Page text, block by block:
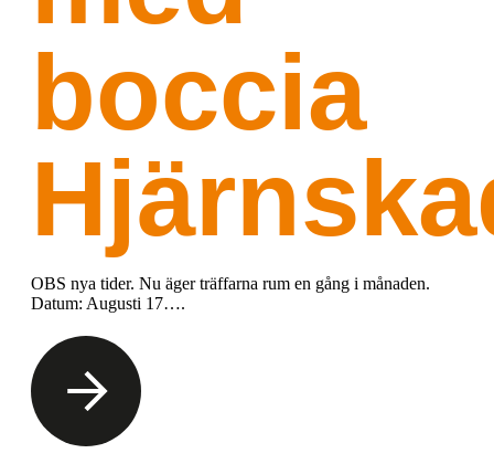
boccia
OBS nya tider. Nu äger träffarna rum en gång i månaden.
Datum: Augusti 17….